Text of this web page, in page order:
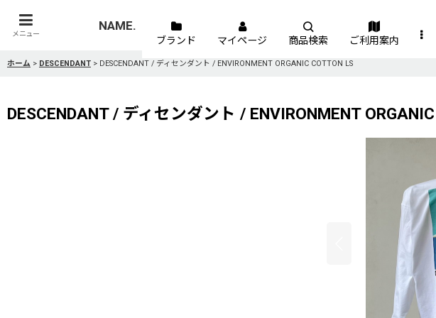
メニュー
NAME.
ブランド マイページ 商品検索 ご利用案内
ホーム > DESCENDANT > DESCENDANT / ディセンダント / ENVIRONMENT ORGANIC COTTON LS
DESCENDANT / ディセンダント / ENVIRONMENT